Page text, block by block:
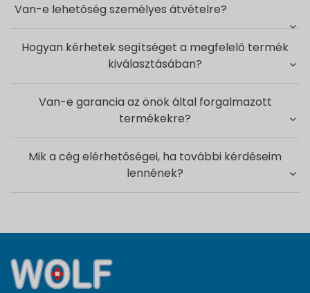
Van-e lehetőség személyes átvételre?
Hogyan kérhetek segítséget a megfelelő termék
kiválasztásában?
Van-e garancia az önök által forgalmazott
termékekre?
Mik a cég elérhetőségei, ha további kérdéseim
lennének?